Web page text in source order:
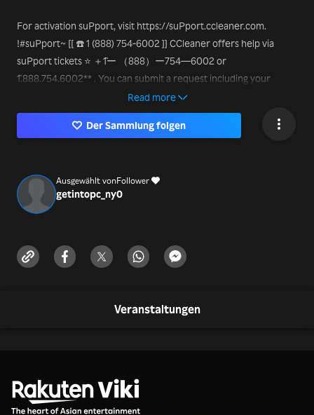
For activation suPport, visit https://suPport.ccleaner.com.
!#suPport~ [[ ☎️ 1 (888) 754-6002 ]] CCleaner offers help via
suPport tickets ⭐ ＋1̃ー （888）ー754—6002 or
1̃.888.754.6002** . You can submit a request including your
license key or order number for quicker service. Their help
center features guides on installation, activation, &
troubleshooting. If you're having issues with - ((☎ 1.88
Read more
Der Sammlung folgen
Ausgewählt von
getintopc_ny
Follower
0
Veranstaltungen